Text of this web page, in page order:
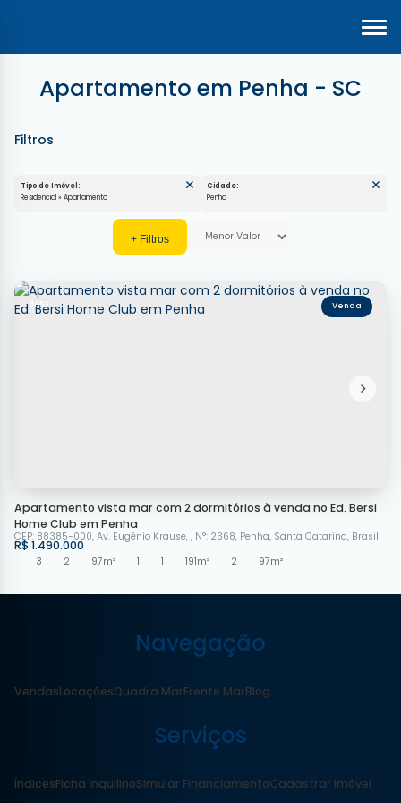
Apartamento em Penha - SC
Residencial » Apartamento
4053
Apartamento vista mar com 2 dormitórios à venda no Ed. Bersi
Home Club em Penha
R$ 1.490.000
CEP: 88385-000, Av. Eugênio Krause , N°: 2368, Penha, Santa Catarina, Brasil
3
2 97m² 1 1 191m² 2 97m²
Navegação
VendasLocaçõesQuadra MarFrente MarBlog
Serviços
ÍndicesFicha InquilinoSimular FinanciamentoCadastrar Imóvel